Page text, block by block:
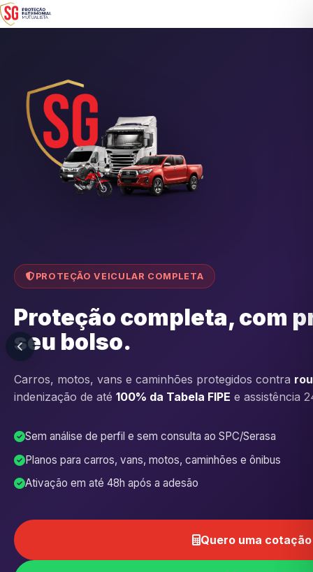
PROTEÇÃO VEICULAR COMPLETA
Proteção completa, com
seu bolso.
Carros, motos, vans e caminhões protegidos contra
indenização de até 100% da Tabela FIPE e assistência
Sem análise de perfil e sem consulta ao SPC/Serasa
Planos para carros, vans, motos, caminhões e ônibus
Ativação em até 48h após a adesão
Quero uma